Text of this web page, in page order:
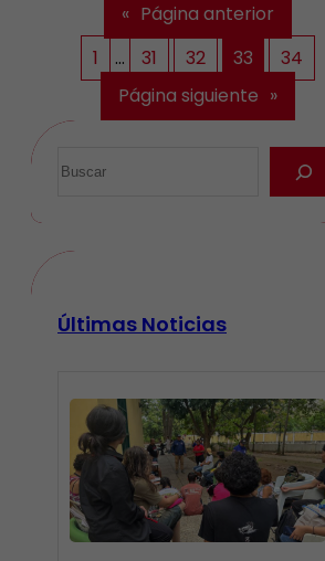
« Página anterior
1
… 31 32 33
34
Página siguiente »
Últimas Noticias